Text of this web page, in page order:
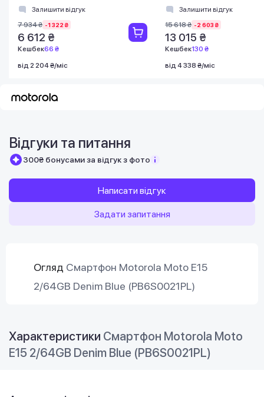
(PBA00001UA)
Залишити відгук
7 934 ₴ -1 322 ₴
6 612 ₴
Кешбек66 ₴
від 2 204 ₴/міс
(PB7E0036RS)
Залишити відгук
15 618 ₴ -2 603 ₴
13 015 ₴
Кешбек130 ₴
від 4 338 ₴/міс
Відгуки та питання
300₴ бонусами за відгук з фото
Написати відгук
Задати запитання
Огляд Смартфон Motorola Moto E15
2/64GB Denim Blue (PB6S0021PL)
Характеристики Смартфон Motorola Moto
E15 2/64GB Denim Blue (PB6S0021PL)